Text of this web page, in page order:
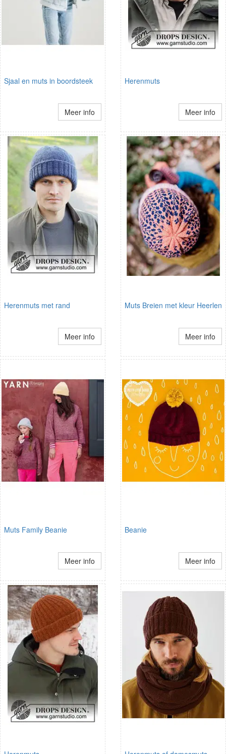
Sjaal en muts in boordsteek
Meer info
Herenmuts
Meer info
Herenmuts met rand
Meer info
Muts Breien met kleur Heerlen
Meer info
Muts Family Beanie
Meer info
Beanie
Meer info